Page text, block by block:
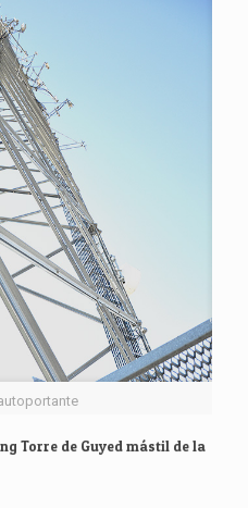
Torre de Guyed mástil de la